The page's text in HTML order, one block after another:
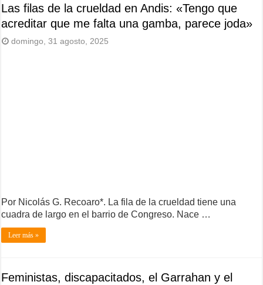
Las filas de la crueldad en Andis: «Tengo que
acreditar que me falta una gamba, parece joda»
domingo, 31 agosto, 2025
Por Nicolás G. Recoaro*. La fila de la crueldad tiene una
cuadra de largo en el barrio de Congreso. Nace …
Leer más »
Feministas, discapacitados, el Garrahan y el